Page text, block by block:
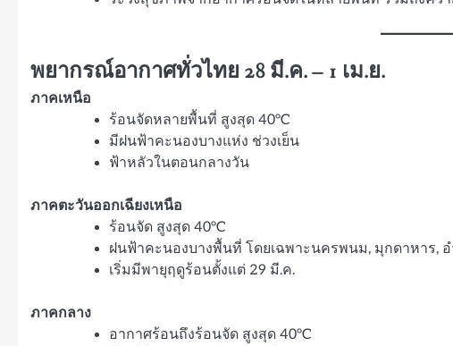
พยากรณ์อากาศทั่วไทย 28 มี.ค. – 1 เม.ย.
ภาคเหนือ
ร้อนจัดหลายพื้นที่ สูงสุด 40°C
มีฝนฟ้าคะนองบางแห่ง ช่วงเย็น
ฟ้าหลัวในตอนกลางวัน
ภาคตะวันออกเฉียงเหนือ
ร้อนจัด สูงสุด 40°C
ฝนฟ้าคะนองบางพื้นที่ โดยเฉพาะนครพนม, มุกดาหาร, อ
เริ่มมีพายุฤดูร้อนตั้งแต่ 29 มี.ค.
ภาคกลาง
อากาศร้อนถึงร้อนจัด สูงสุด 40°C